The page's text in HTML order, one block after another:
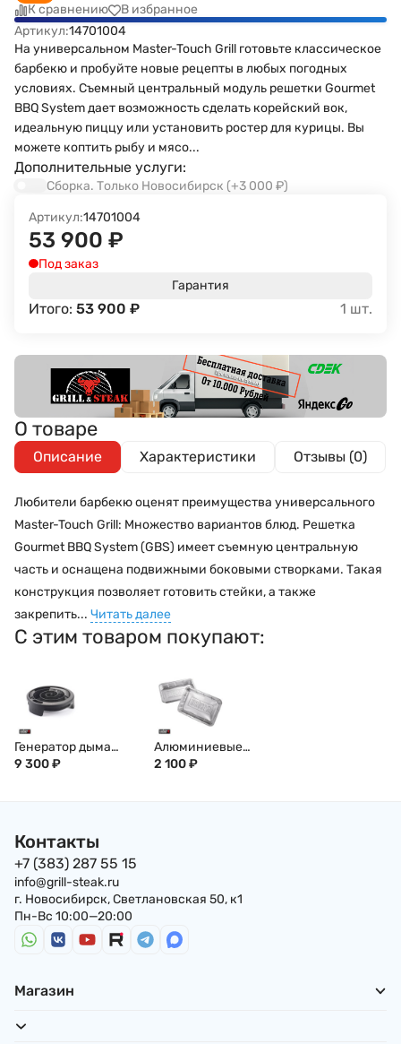
К сравнению
В избранное
Артикул:14701004
На универсальном Master-Touch Grill готовьте классическое
барбекю и пробуйте новые рецепты в любых погодных
условиях. Съемный центральный модуль решетки Gourmet
BBQ System дает возможность сделать корейский вок,
идеальную пиццу или установить ростер для курицы. Вы
можете коптить рыбу и мясо...
Дополнительные услуги:
Сборка. Только Новосибирск (+3 000 ₽)
Артикул:14701004
53 900 ₽
Под заказ
Гарантия
Итого: 53 900 ₽ 1 шт.
О товаре
Описание Характеристики Отзывы (0)
Любители барбекю оценят преимущества универсального
Master-Touch Grill: Множество вариантов блюд. Решетка
Gourmet BBQ System (GBS) имеет съемную центральную
часть и оснащена подвижными боковыми створками. Такая
конструкция позволяет готовить стейки, а также
закрепить... Читать далее
С этим товаром покупают:
Генератор дыма
WEBER, 17636
9 300₽
Алюминиевые
поддоны, большие,
2 100₽
Контакты
+7 (383) 287 55 15
info@grill-steak.ru
г. Новосибирск, Светлановская 50, к1
Пн-Вс 10:00—20:00
Магазин